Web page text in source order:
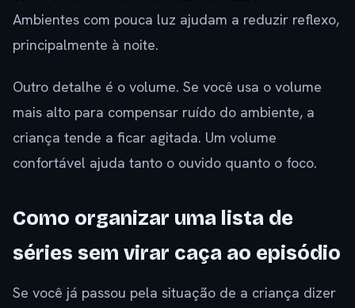
Ambientes com pouca luz ajudam a reduzir reflexo,
principalmente à noite.
Outro detalhe é o volume. Se você usa o volume
mais alto para compensar ruído do ambiente, a
criança tende a ficar agitada. Um volume
confortável ajuda tanto o ouvido quanto o foco.
Como organizar uma lista de
séries sem virar caça ao episódio
Se você já passou pela situação de a criança dizer